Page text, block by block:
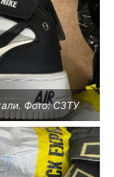
Фото: СЗТУ